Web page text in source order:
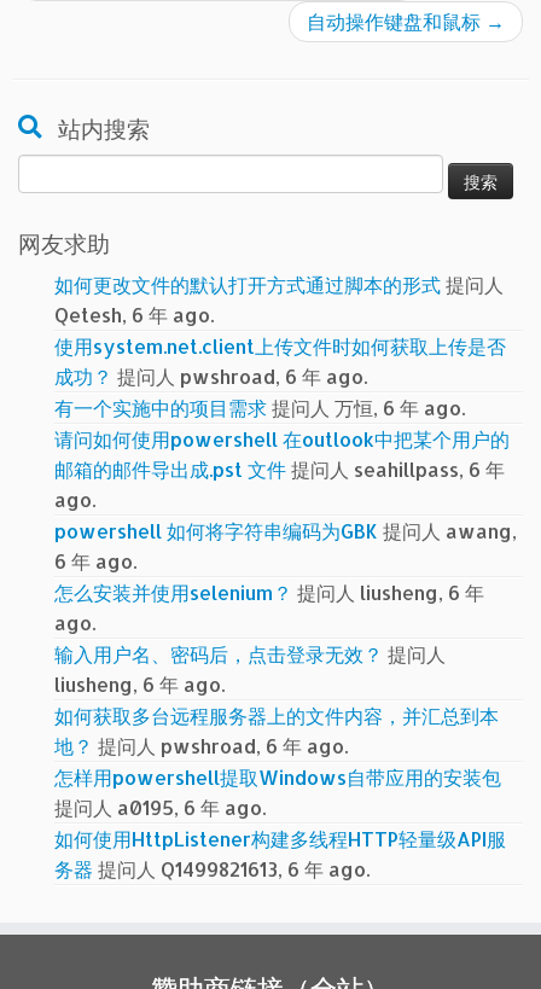
自动操作键盘和鼠标 →
站内搜索
索：
网友求助
如何更改文件的默认打开方式通过脚本的形式提问人
Qetesh, 6 年 ago.
使用system.net.client上传文件时如何获取上传是否
成功？ 提问人 pwshroad, 6 年 ago.
有一个实施中的项目需求提问人 万恒, 6 年 ago.
请问如何使用powershell 在outlook中把某个用户的
邮箱的邮件导出成.pst 文件提问人 seahillpass, 6 年
ago.
powershell 如何将字符串编码为GBK 提问人 awang,
6 年 ago.
怎么安装并使用selenium？ 提问人 liusheng, 6 年
ago.
输入用户名、密码后，点击登录无效？ 提问人
liusheng, 6 年 ago.
如何获取多台远程服务器上的文件内容，并汇总到本
地？ 提问人 pwshroad, 6 年 ago.
怎样用powershell提取Windows自带应用的安装包
提问人 a0195, 6 年 ago.
如何使用HttpListener构建多线程HTTP轻量级API服
务器 提问人 Q1499821613, 6 年 ago.